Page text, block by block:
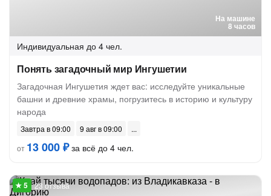
На машине
8 часов
Индивидуальная до 4 чел.
Понять загадочный мир Ингушетии
Загадочная Ингушетия ждет вас: исследуйте уникальные
башни и древние храмы, погрузитесь в историю и культуру
народа
Завтра в 09:00
9 авг в 09:00
от 13 000 ₽за всё до 4 чел.
23 отзыва